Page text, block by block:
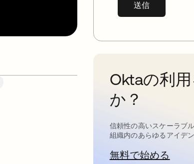
送信
Oktaの利
か？
信頼性の高いスケーラブ
組織内のあらゆるアイデ
無料で始める
新しいタブ